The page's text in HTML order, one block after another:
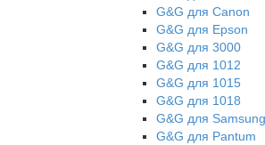
G&G для Canon
G&G для Epson
G&G для 3000
G&G для 1012
G&G для 1015
G&G для 1018
G&G для Samsung
G&G для Pantum